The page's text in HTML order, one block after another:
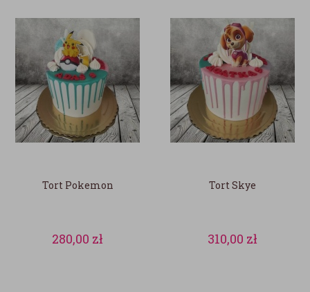
Tort Pokemon
280,00 zł
Tort Skye
310,00 zł